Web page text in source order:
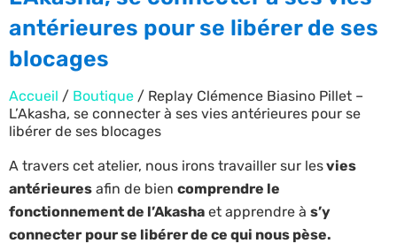
antérieures pour se libérer de ses
blocages
Accueil / Boutique / Replay Clémence Biasino Pillet –
L’Akasha, se connecter à ses vies antérieures pour se
libérer de ses blocages
A travers cet atelier, nous irons travailler sur lesvies
antérieures afin de bien comprendre le
fonctionnement de l’Akasha et apprendre à s’y
connecter pour se libérer de ce qui nous pèse.